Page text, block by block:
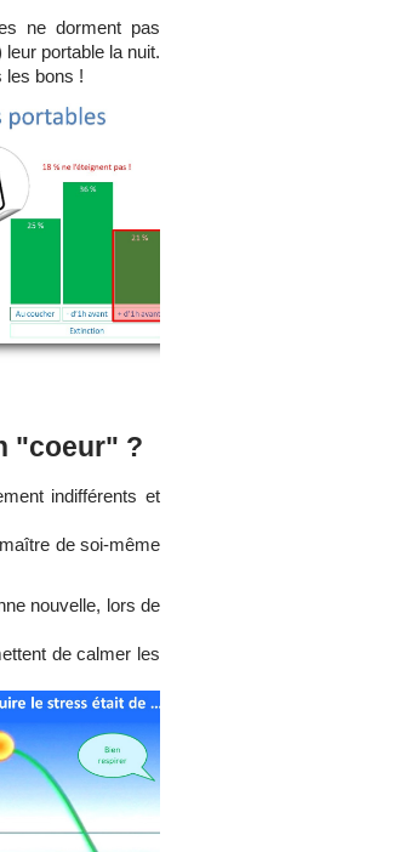
ne dorment pas
portable la nuit.
les bons !
"coeur" ?
indifférents et
de soi-même
nouvelle, lors de
de calmer les